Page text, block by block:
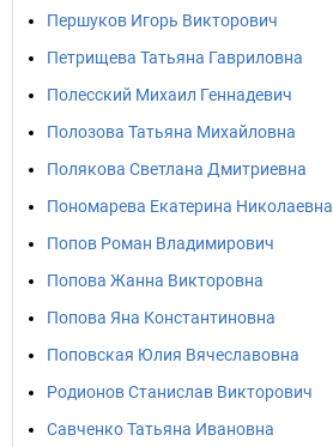
Першуков Игорь Викторович
Петрищева Татьяна Гавриловна
Полесский Михаил Геннадевич
Полозова Татьяна Михайловна
Полякова Светлана Дмитриевна
Пономарева Екатерина Николаевна
Попов Роман Владимирович
Попова Жанна Викторовна
Попова Яна Константиновна
Поповская Юлия Вячеславовна
Родионов Станислав Викторович
Савченко Татьяна Ивановна